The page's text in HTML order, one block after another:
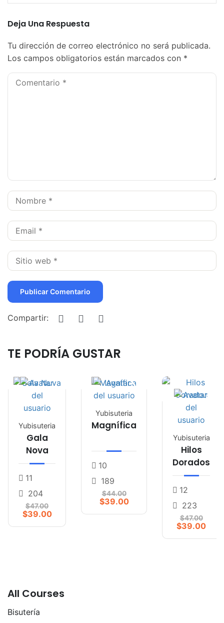
Deja Una Respuesta
Tu dirección de correo electrónico no será publicada.
Los campos obligatorios están marcados con *
Compartir:
TE PODRÍA GUSTAR
Yubisuteria
Gala
Nova
11
204
$47.00
$39.00
Yubisuteria
Magnífica
10
189
$44.00
$39.00
Yubisuteria
Hilos
Dorados
12
223
$47.00
$39.00
All Courses
Bisutería